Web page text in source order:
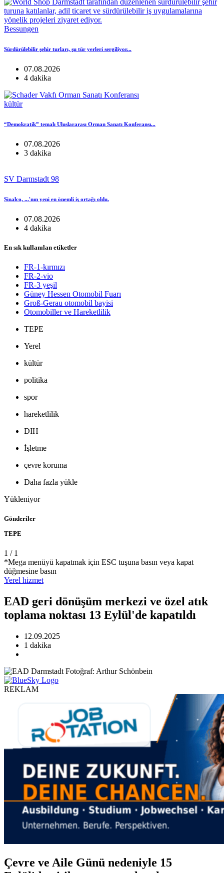
Bessungen
Sürdürülebilir şehir turları, şu tür yerleri sergiliyor...
07.08.2026
4 dakika
kültür
“Demokratik” temalı Uluslararası Orman Sanatı Konferansı...
07.08.2026
3 dakika
SV Darmstadt 98
Sinalco, ...'nın yeni en önemli iş ortağı oldu.
07.08.2026
4 dakika
En sık kullanılan etiketler
FR-1-kırmızı
FR-2-vio
FR-3 yeşil
Güney Hessen Otomobil Fuarı
Groß-Gerau otomobil bayisi
Otomobiller ve Hareketlilik
TEPE
Yerel
kültür
politika
spor
hareketlilik
DIH
İşletme
çevre koruma
Daha fazla yükle
Yükleniyor
Gönderiler
TEPE
1 / 1
*Mega menüyü kapatmak için ESC tuşuna basın veya kapat
düğmesine basın
Yerel hizmet
EAD geri dönüşüm merkezi ve özel atık
toplama noktası 13 Eylül'de kapatıldı
12.09.2025
1 dakika
REKLAM
Çevre ve Aile Günü nedeniyle 15